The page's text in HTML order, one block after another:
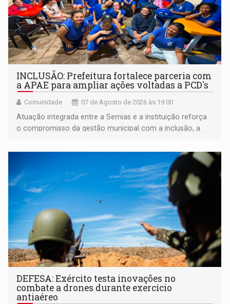
INCLUSÃO: Prefeitura fortalece parceria com
a APAE para ampliar ações voltadas a PCD's
Comunidade 07 de Agosto de 2026 às 19:00
Atuação integrada entre a Semias e a instituição reforça
o compromisso da gestão municipal com a inclusão, a
DEFESA: Exército testa inovações no
combate a drones durante exercício
antiaéreo